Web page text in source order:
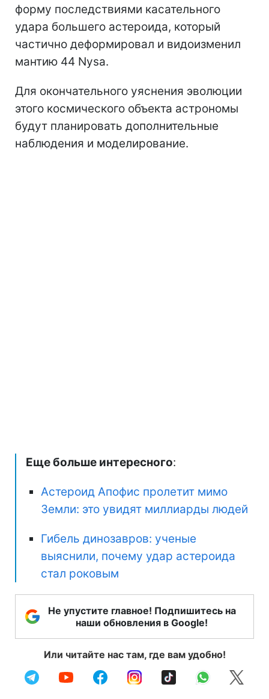
форму последствиями касательного
удара большего астероида, который
частично деформировал и видоизменил
мантию 44 Nysa.
Для окончательного уяснения эволюции
этого космического объекта астрономы
будут планировать дополнительные
наблюдения и моделирование.
Еще больше интересного:
Астероид Апофис пролетит мимо
Земли: это увидят миллиарды людей
Гибель динозавров: ученые
выяснили, почему удар астероида
стал роковым
Не упустите главное! Подпишитесь на
наши обновления в Google!
Или читайте нас там, где вам удобно!